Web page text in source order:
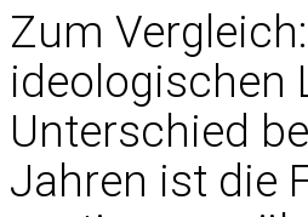
Zum
ideologischen
Unterschied
Jahren ist die